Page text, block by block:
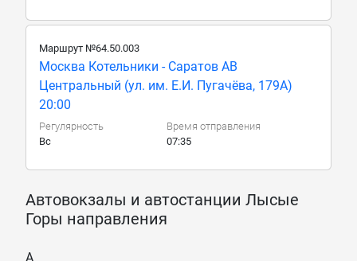
Маршрут №64.50.003
Москва Котельники - Саратов АВ
Центральный (ул. им. Е.И. Пугачёва, 179А)
20:00
Регулярность
Время отправления
Вс
07:35
Автовокзалы и автостанции Лысые
Горы направления
А